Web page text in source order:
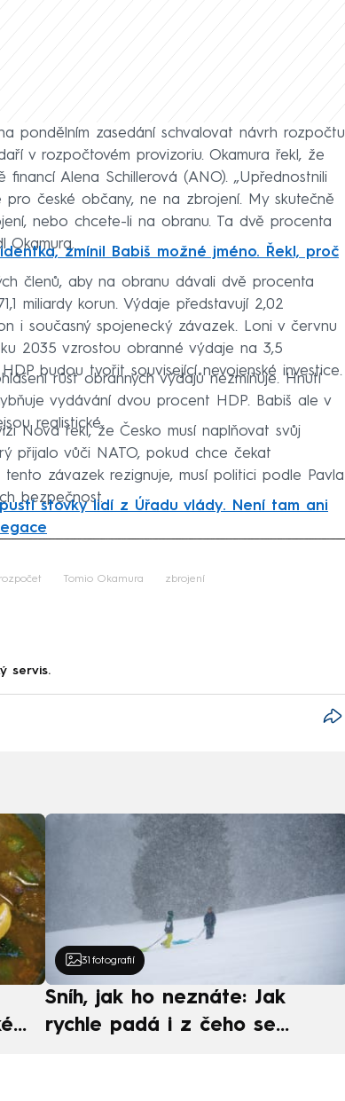
pondělním zasedání schvalovat návrh rozpočtu
v rozpočtovém provizoriu. Okamura řekl, že
Alena Schillerová (ANO). „Upřednostnili
pro české občany, ne na zbrojení. My skutečně
nebo chcete-li na obranu. Ta dvě procenta
Okamura.
zmínil Babiš možné jméno. Řekl, proč
členů, aby na obranu dávali dvě procenta
miliardy korun. Výdaje představují 2,02
i současný spojenecký závazek. Loni v červnu
2035 vzrostou obranné výdaje na 3,5
budou tvořit související nevojenské investice.
růst obranných výdajů nezmiňuje. Hnutí
vydávání dvou procent HDP. Babiš ale v
realistické.
Nova řekl, že Česko musí naplňovat svůj
přijalo vůči NATO, pokud chce čekat
závazek rezignuje, musí politici podle Pavla
bezpečnost.
stovky lidí z Úřadu vlády. Není tam ani
rozpočet Tomio Okamura zbrojení
servis.
31 fotografií
Sníh, jak ho neznáte: Jak
rychle padá i z čeho se